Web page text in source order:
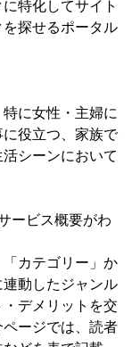
特化してサイト
探せるポータル
に女性・主婦に
役立つ、家族で
シーンにおいて
ービス概要がわ
カテゴリー」か
動したジャンル
デメリットを交
ージでは、読者